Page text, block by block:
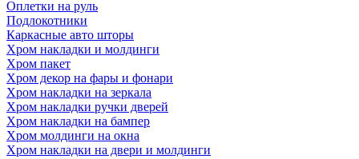
Оплетки на руль
Подлокотники
Каркасные авто шторы
Хром накладки и молдинги
Хром пакет
Хром декор на фары и фонари
Хром накладки на зеркала
Хром накладки ручки дверей
Хром накладки на бампер
Хром молдинги на окна
Хром накладки на двери и молдинги